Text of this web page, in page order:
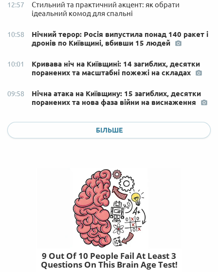
12:57
Стильний та практичний акцент: як обрати
ідеальний комод для спальні
10:58
Нічний терор: Росія випустила понад 140 ракет і
дронів по Київщині, вбивши 15 людей
10:01
Кривава ніч на Київщині: 14 загиблих, десятки
поранених та масштабні пожежі на складах
09:58
Нічна атака на Київщину: 15 загиблих, десятки
поранених та нова фаза війни на виснаження
БІЛЬШЕ
9 Out Of 10 People Fail At Least 3
Questions On This Brain Age Test!